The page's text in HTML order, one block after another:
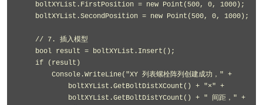
    boltXYList.FirstPosition = new Point(500, 0, 1000);
    boltXYList.SecondPosition = new Point(500, 0, 1000);
    // 7. 插入模型
    bool result = boltXYList.Insert();
    if (result)
        Console.WriteLine("XY 列表螺栓阵列创建成功，" +
            boltXYList.GetBoltDistXCount() + "×" +
            boltXYList.GetBoltDistYCount() + " 间距，" +